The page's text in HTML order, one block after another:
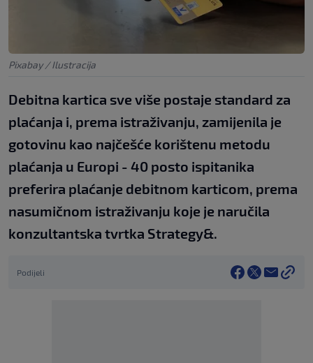
Pixabay / Ilustracija
Debitna kartica sve više postaje standard za
plaćanja i, prema istraživanju, zamijenila je
gotovinu kao najčešće korištenu metodu
plaćanja u Europi - 40 posto ispitanika
preferira plaćanje debitnom karticom, prema
nasumičnom istraživanju koje je naručila
konzultantska tvrtka Strategy&.
Podijeli